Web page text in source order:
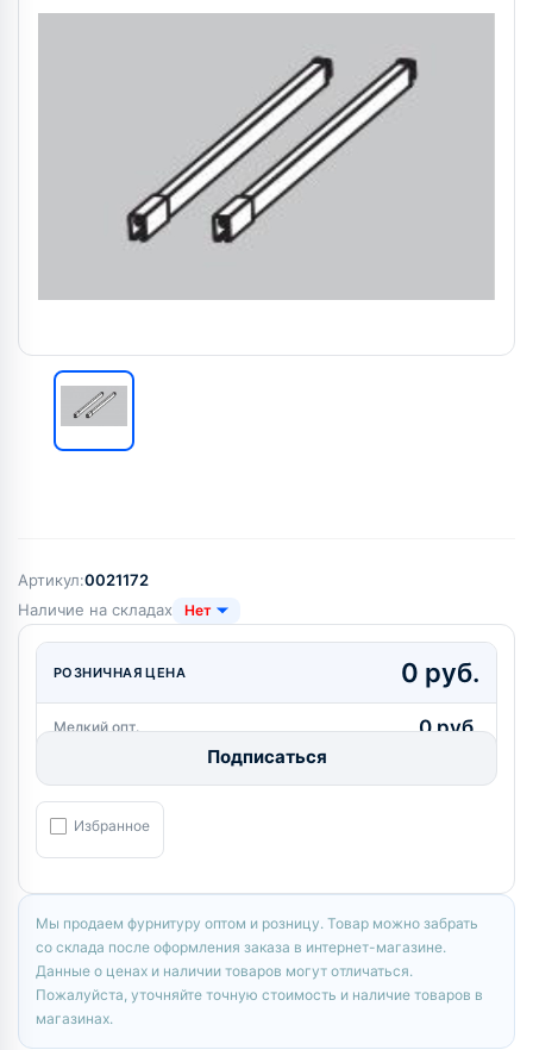
Артикул:0021172
Наличие на складах
Нет
РОЗНИЧНАЯ ЦЕНА 0 руб.
Мелкий опт. 0 руб.
Подписаться
Избранное
Мы продаем фурнитуру оптом и розницу. Товар можно забрать
со склада после оформления заказа в интернет-магазине.
Данные о ценах и наличии товаров могут отличаться.
Пожалуйста, уточняйте точную стоимость и наличие товаров в
магазинах.